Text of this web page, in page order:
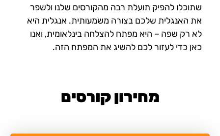
שתוכלו להפיק תועלת רבה מהקורסים שלנו ולשפר
את האנגלית שלכם בצורה משמעותית. אנגלית היא
לא רק שפה – היא מפתח להצלחה בינלאומית, ואנו
כאן כדי לעזור לכם להשיג את המפתח הזה.
מחירון קורסים